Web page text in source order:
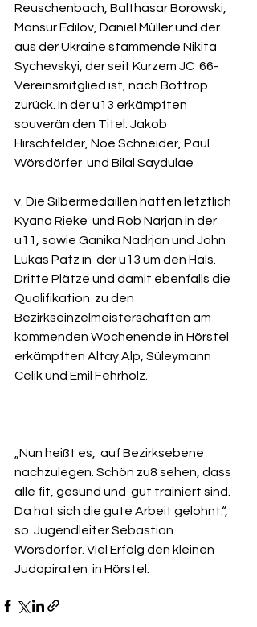
Reuschenbach, Balthasar Borowski,
Mansur Edilov, Daniel Müller und der
aus der Ukraine stammende Nikita
Sychevskyi, der seit Kurzem JC  66-
Vereinsmitglied ist, nach Bottrop
zurück. In der u13 erkämpften
souverän den Titel: Jakob
Hirschfelder, Noe Schneider, Paul
Wörsdörfer  und Bilal Saydulae
v. Die Silbermedaillen hatten letztlich
Kyana Rieke  und Rob Narjan in der
u11, sowie Ganika Nadrjan und John
Lukas Patz in  der u13 um den Hals.
Dritte Plätze und damit ebenfalls die
Qualifikation  zu den
Bezirkseinzelmeisterschaften am
kommenden Wochenende in Hörstel
erkämpften Altay Alp, Süleymann
Celik und Emil Fehrholz.
„Nun heißt es,  auf Bezirksebene
nachzulegen. Schön zu8 sehen, dass
alle fit, gesund und  gut trainiert sind.
Da hat sich die gute Arbeit gelohnt.“,
so  Jugendleiter Sebastian
Wörsdörfer. Viel Erfolg den kleinen
Judopiraten  in Hörstel.